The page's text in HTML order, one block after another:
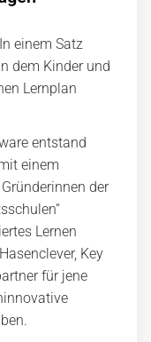
einem Satz
dem Kinder und
Lernplan
entstand
einem
der
Lernen
Key
für jene